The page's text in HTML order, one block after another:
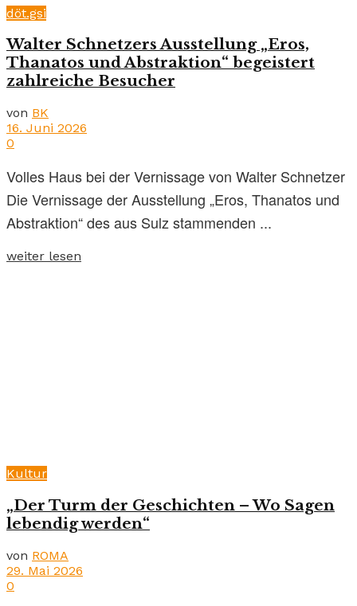
döt.gsi
Walter Schnetzers Ausstellung „Eros,
Thanatos und Abstraktion“ begeistert
zahlreiche Besucher
von BK
16. Juni 2026
0
Volles Haus bei der Vernissage von Walter Schnetzer
Die Vernissage der Ausstellung „Eros, Thanatos und
Abstraktion“ des aus Sulz stammenden ...
weiter lesen
Kultur
„Der Turm der Geschichten – Wo Sagen
lebendig werden“
von ROMA
29. Mai 2026
0